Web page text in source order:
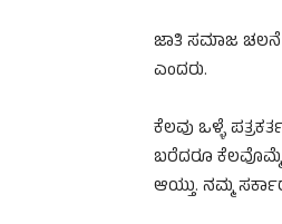
ಜಾತಿ ಸಮಾಜ ಚಲನೆ
ಎಂದರು.
ಕೆಲವು ಒಳ್ಳೆ
ಬರೆದರೂ ಕೆಲವೊಮ್ಮೆ
ಆಯ್ತು. ನಮ್ಮ